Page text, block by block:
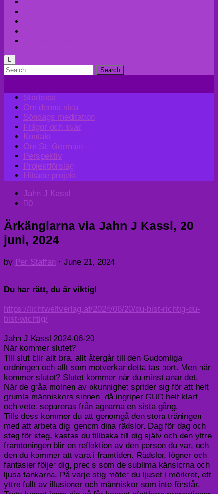
Search
Startsida
Om denna sida
Söndags meditation
Frågor och svar
Kontakt
Om St. Germain
Perspektiv
Projektförslag
Hittade projekt
Jahn J Kassl
0
Ärkänglarna via Jahn J Kassl, 20
juni, 2024
by Per Staffan · June 21, 2024
Du har rätt, du är viktig!
https://lichtweltverlag.at/2024/06/20/du-bist-richtig-du-
bist-wichtig/
Jahn J Kassl 2024-06-20
När kommer slutet?
Till slut blir allt bra, allt återgår till den Gudomliga
ordningen och allt som motverkar detta tas bort. Men när
kommer slutet? Slutet kommer när du minst anar det.
När de gråa molnen av okunnighet sprider sig för att helt
grumla människors sinnen, då ingriper GUD helt klart,
och vetet separeras från agnarna en sista gång.
Tills dess kommer du att genomgå den stora träningen
med att arbeta dig igenom dina rädslor. Dag för dag och
steg för steg, kastas du tillbaka till dig själv och den yttre
framtoningen blir en reflektion av den person du var, och
den du kommer att vara i framtiden. Rädslor, lögner och
fantasier följer dig, precis som de sublima känslorna och
ljusa tankarna. På varje stig möter du ljuset i mörkret, ett
yttre fullt av illusioner och människor som inte förstår.